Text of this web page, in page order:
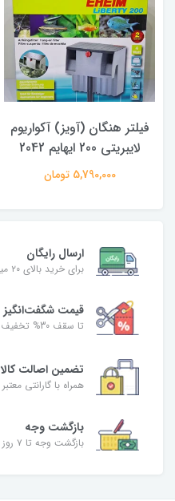
فیلتر هنگان (آویز) آکواریوم
لایبریتی 200 ایهایم 2042
5,790,000 تومان
ارسال رایگان
برای خرید بالای ۲۰ میلیون تومان(بغیر از آکواریوم)
قیمت شگفت‌انگیز
تا سقف 30% تخفیف
تضمین اصالت کالا
همراه با گارانتی معتبر
بازگشت وجه
بازگشت وجه تا ۷ روز